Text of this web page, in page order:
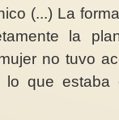
(...) La
la
no tuvo
que estaba